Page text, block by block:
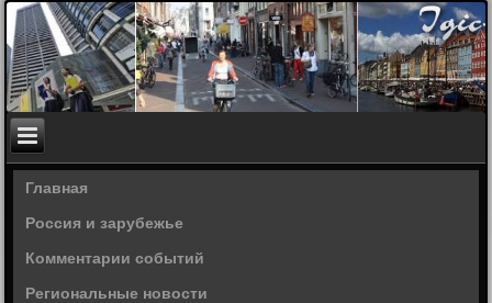
Главная
Россия и зарубежье
Комментарии событий
Региональные новости